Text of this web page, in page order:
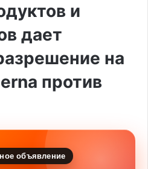
и
дает
на
против
объявление